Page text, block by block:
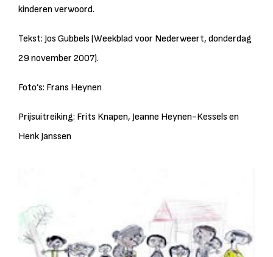
kinderen verwoord.
Tekst: Jos Gubbels (Weekblad voor Nederweert, donderdag
29 november 2007).
Foto’s: Frans Heynen
Prijsuitreiking: Frits Knapen, Jeanne Heynen-Kessels en
Henk Janssen